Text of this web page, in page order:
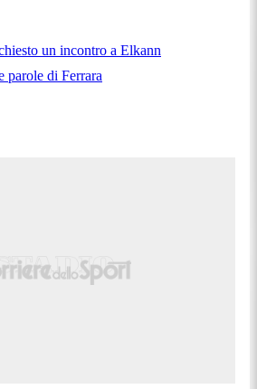
un incontro a Elkann
parole di Ferrara